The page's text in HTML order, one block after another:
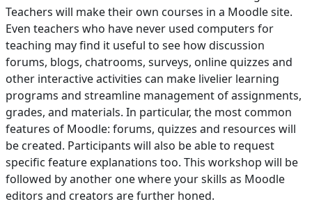
Teachers will make their own courses in a Moodle site.
Even teachers who have never used computers for
teaching may find it useful to see how discussion
forums, blogs, chatrooms, surveys, online quizzes and
other interactive activities can make livelier learning
programs and streamline management of assignments,
grades, and materials. In particular, the most common
features of Moodle: forums, quizzes and resources will
be created. Participants will also be able to request
specific feature explanations too. This workshop will be
followed by another one where your skills as Moodle
editors and creators are further honed.